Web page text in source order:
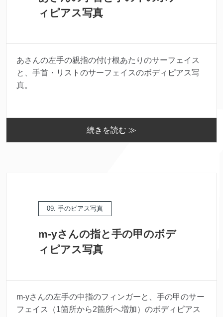
ィピアス写真
あさんの左手の親指の付け根あたりのサーフェイス
と、手首・リストのサーフェイスのボディピアス写
真。
続きを読む ≫
09. 手のピアス写真
m-yさんの指と手の甲のボデ
ィピアス写真
m-yさんの左手の中指のフィンガーと、手の甲のサー
フェイス（1箇所から2箇所へ増加）のボディピアス